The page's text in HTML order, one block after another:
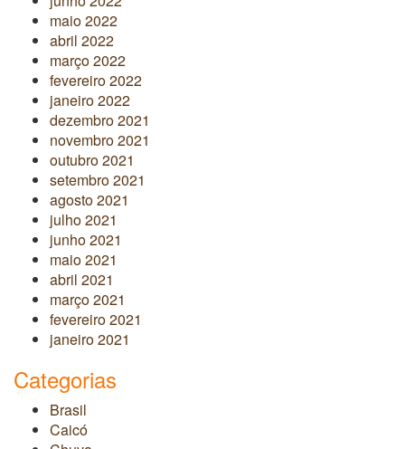
maio 2022
abril 2022
março 2022
fevereiro 2022
janeiro 2022
dezembro 2021
novembro 2021
outubro 2021
setembro 2021
agosto 2021
julho 2021
junho 2021
maio 2021
abril 2021
março 2021
fevereiro 2021
janeiro 2021
Categorias
Brasil
Caicó